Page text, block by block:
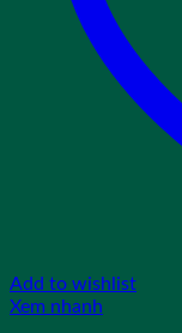
Add to wishlist
Xem nhanh